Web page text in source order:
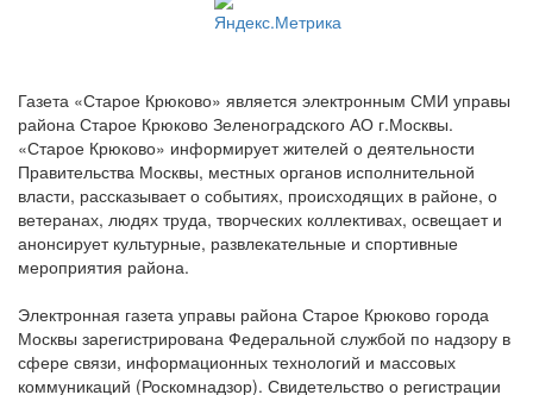
Газета «Старое Крюково» является электронным СМИ управы
района Старое Крюково Зеленоградского АО г.Москвы.
«Старое Крюково» информирует жителей о деятельности
Правительства Москвы, местных органов исполнительной
власти, рассказывает о событиях, происходящих в районе, о
ветеранах, людях труда, творческих коллективах, освещает и
анонсирует культурные, развлекательные и спортивные
мероприятия района.
Электронная газета управы района Старое Крюково города
Москвы зарегистрирована Федеральной службой по надзору в
сфере связи, информационных технологий и массовых
коммуникаций (Роскомнадзор). Свидетельство о регистрации